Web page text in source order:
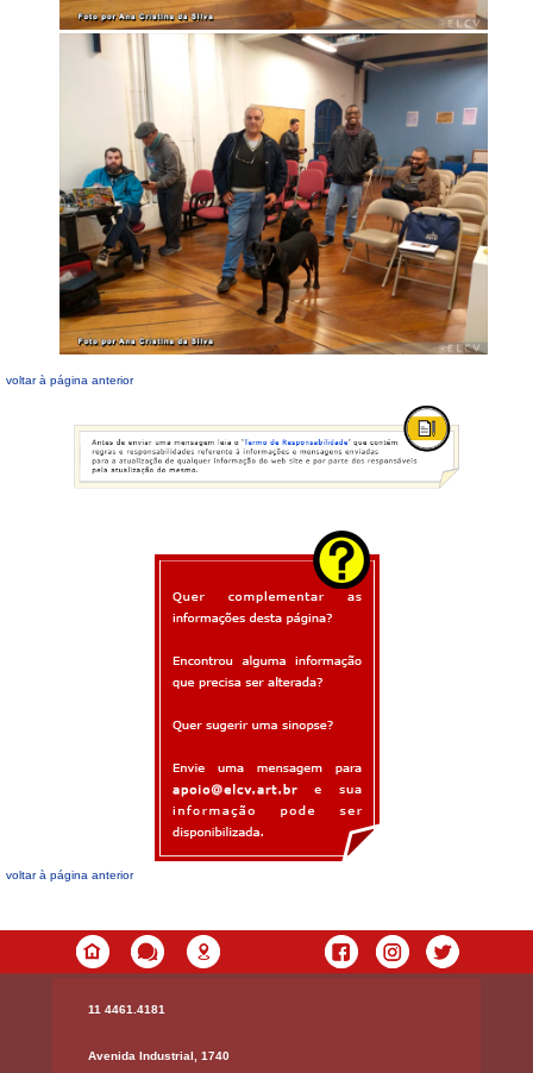
voltar à página anterior
voltar à página anterior
11 4461.4181
Avenida Industrial, 1740